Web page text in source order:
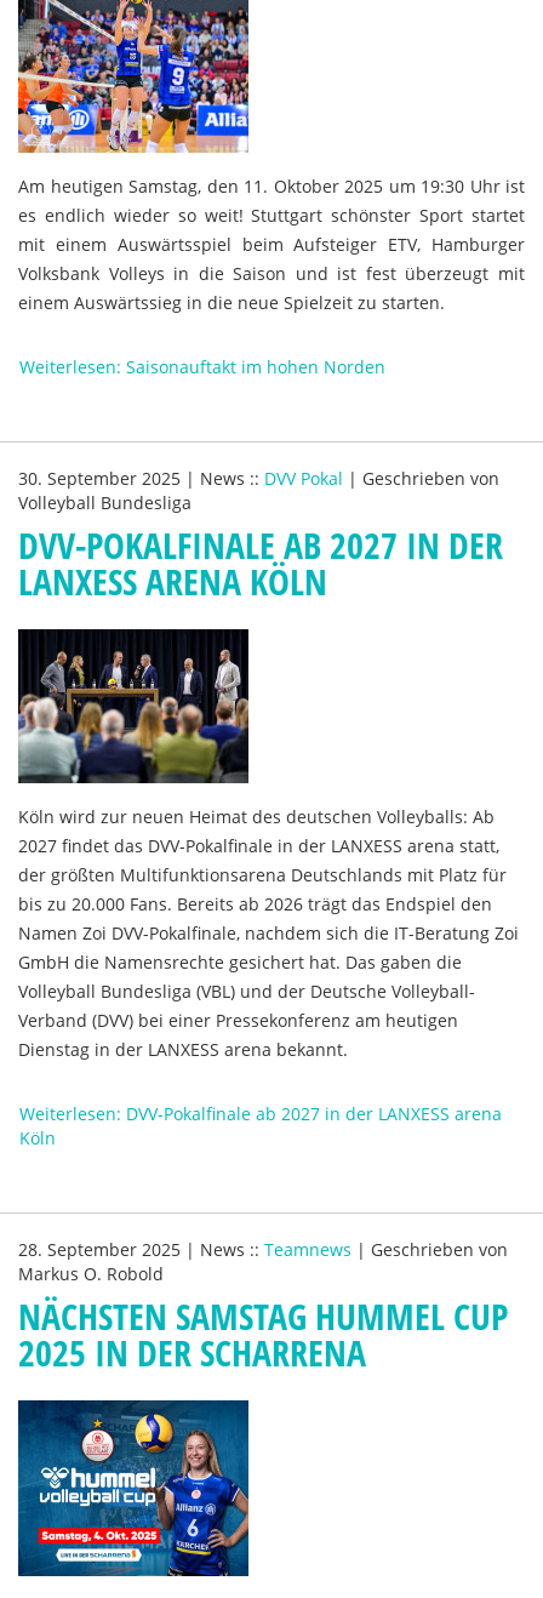
Am heutigen Samstag, den 11. Oktober 2025 um 19:30 Uhr ist
es endlich wieder so weit! Stuttgart schönster Sport startet
mit einem Auswärtsspiel beim Aufsteiger ETV, Hamburger
Volksbank Volleys in die Saison und ist fest überzeugt mit
einem Auswärtssieg in die neue Spielzeit zu starten.
Weiterlesen: Saisonauftakt im hohen Norden
30. September 2025 | News :: DVV Pokal | Geschrieben von
Volleyball Bundesliga
DVV-POKALFINALE AB 2027 IN DER
LANXESS ARENA KÖLN
Köln wird zur neuen Heimat des deutschen Volleyballs: Ab
2027 findet das DVV-Pokalfinale in der LANXESS arena statt,
der größten Multifunktionsarena Deutschlands mit Platz für
bis zu 20.000 Fans. Bereits ab 2026 trägt das Endspiel den
Namen Zoi DVV-Pokalfinale, nachdem sich die IT-Beratung Zoi
GmbH die Namensrechte gesichert hat. Das gaben die
Volleyball Bundesliga (VBL) und der Deutsche Volleyball-
Verband (DVV) bei einer Pressekonferenz am heutigen
Dienstag in der LANXESS arena bekannt.
Weiterlesen: DVV-Pokalfinale ab 2027 in der LANXESS arena
Köln
28. September 2025 | News :: Teamnews | Geschrieben von
Markus O. Robold
NÄCHSTEN SAMSTAG HUMMEL CUP
2025 IN DER SCHARRENA